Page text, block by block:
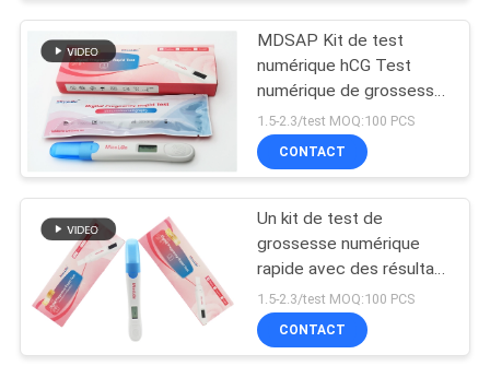
UNE
CITATION
PLAN
SITE
PRIVACY
POLICY
d'Immunofluorecense
Animal familier
Test&Equipment
rapide
6
MDSAP Kit de test
numérique hCG Test
numérique de grossesse
rapide à domicile
Détection précoce
1.5-2.3/test MOQ:100 PCS
CONTACT
Un kit de test de
grossesse numérique
rapide avec des résultats
clairs en 3 minutes
1.5-2.3/test MOQ:100 PCS
CONTACT